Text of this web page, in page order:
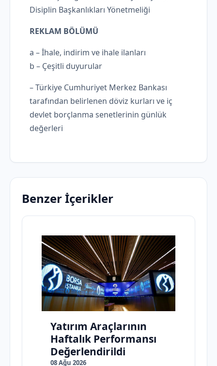
Disiplin Başkanlıkları Yönetmeliği
REKLAM BÖLÜMÜ
a – İhale, indirim ve ihale ilanları
b – Çeşitli duyurular
– Türkiye Cumhuriyet Merkez Bankası
tarafından belirlenen döviz kurları ve iç
devlet borçlanma senetlerinin günlük
değerleri
Benzer İçerikler
Yatırım Araçlarının
Haftalık Performansı
Değerlendirildi
08 Ağu 2026